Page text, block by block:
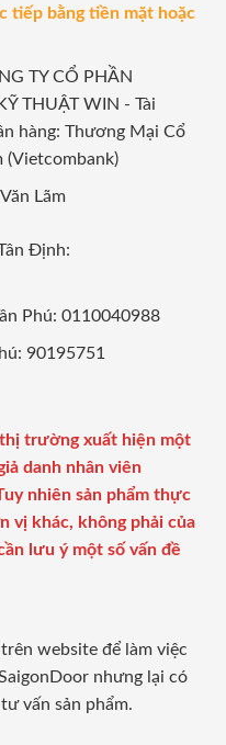
tiếp bằng tiền mặt hoặc
TY CỔ PHẦN
THUẬT WIN - Tài
hàng: Thương Mại Cổ
(Vietcombank)
Lãm
Định:
Phú: 0110040988
90195751
trường xuất hiện một
danh nhân viên
nhiên sản phẩm thực
vị khác, không phải của
lưu ý một số vấn đề
website để làm việc
nhưng lại có
vấn sản phẩm.